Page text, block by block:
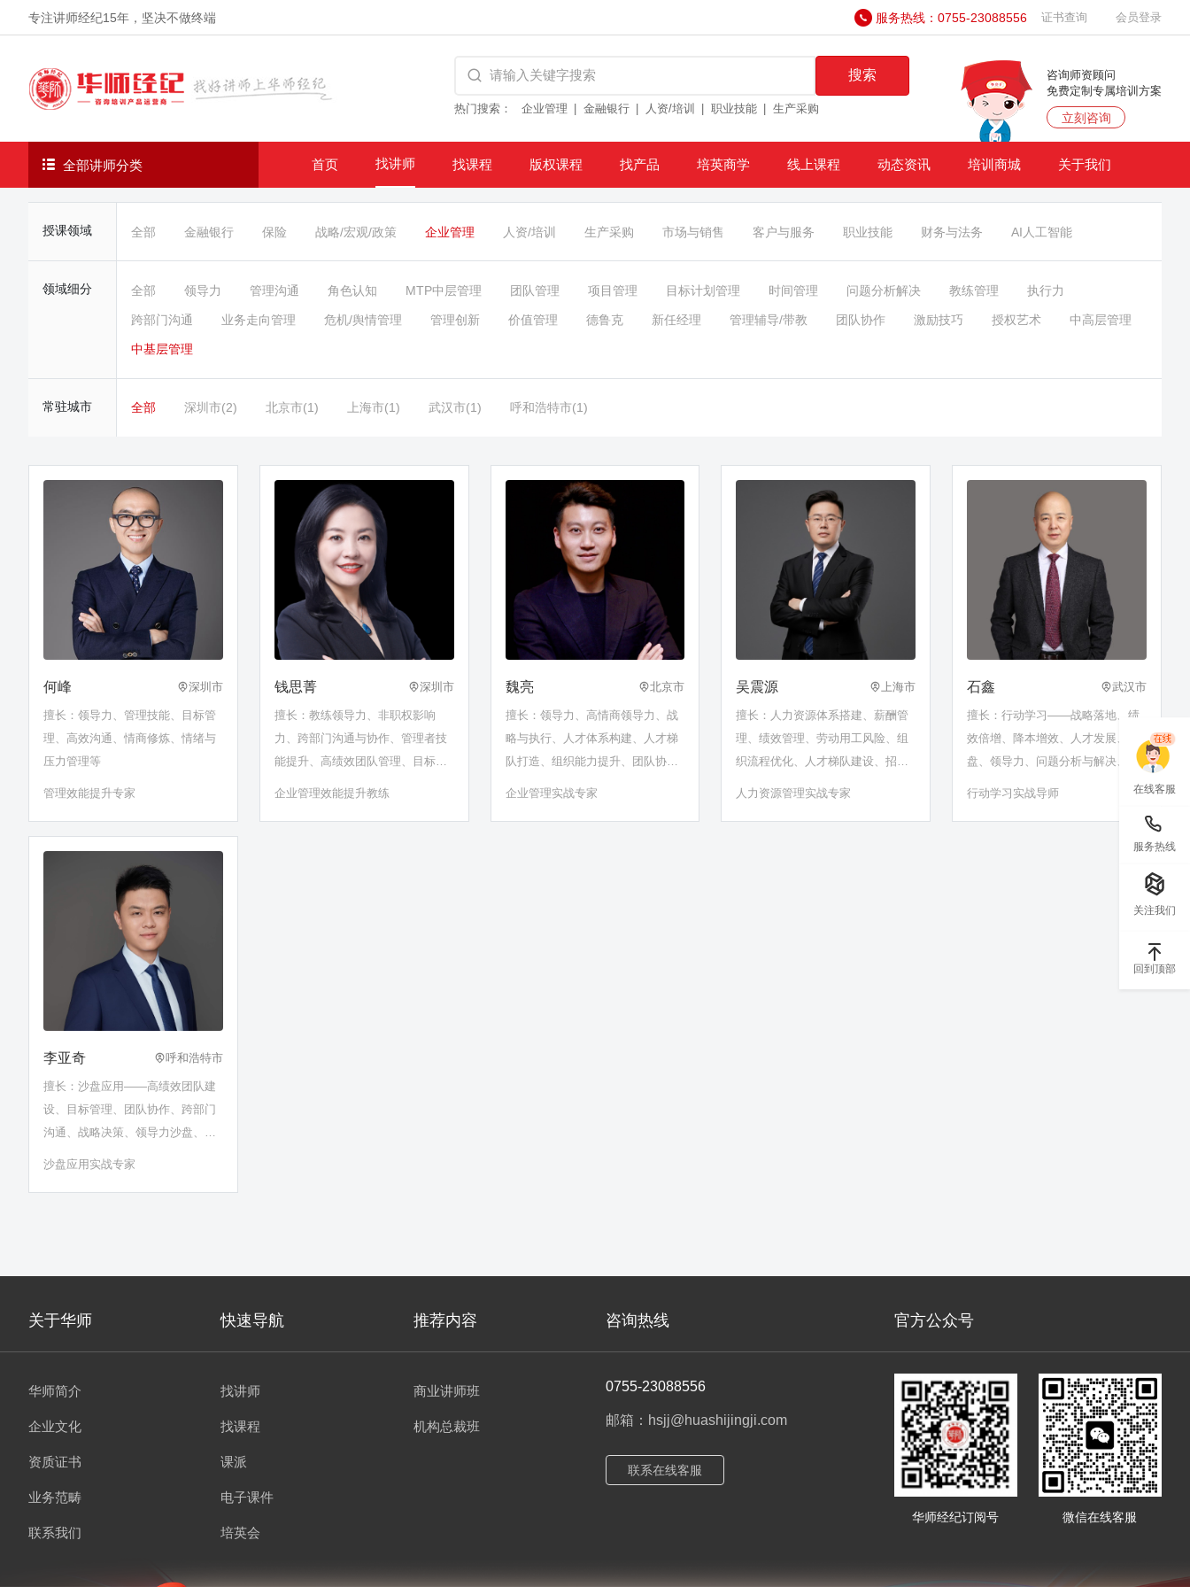
专注讲师经纪15年 ，坚决不做终端 服务热线：0755-23088556 证书查询 会员登录
搜索
热门搜索： 企业管理 金融银行 人资/培训 职业技能 生产采购
咨询师资顾问
免费定制专属培训方案
立刻咨询
全部讲师分类 首页 找讲师 找课程 版权课程 找产品 培英商学 线上课程 动态资讯 培训商城 关于我们
授课领域 全部 金融银行 保险 战略/宏观/政策 企业管理 人资/培训 生产采购 市场与销售 客户与服务 职业技能 财务与法务 AI人工智能
领域细分 全部 领导力 管理沟通 角色认知 MTP中层管理 团队管理 项目管理 目标计划管理 时间管理 问题分析解决 教练管理 执行力
跨部门沟通 业务走向管理 危机/舆情管理 管理创新 价值管理 德鲁克 新任经理 管理辅导/带教 团队协作 激励技巧 授权艺术 中高层管理
中基层管理
常驻城市 全部 深圳市(2) 北京市(1) 上海市(1) 武汉市(1) 呼和浩特市(1)
何峰 深圳市
擅长：领导力、管理技能、目标管
理、高效沟通、情商修炼、情绪与
压力管理等
管理效能提升专家
钱思菁 深圳市
擅长：教练领导力、非职权影响
力、跨部门沟通与协作、管理者技
能提升、高绩效团队管理、目标计
企业管理效能提升教练
魏亮 北京市
擅长：领导力、高情商领导力、战
略与执行、人才体系构建、人才梯
队打造、组织能力提升、团队协
企业管理实战专家
吴震源 上海市
擅长：人力资源体系搭建、薪酬管
理、绩效管理、劳动用工风险、组
织流程优化、人才梯队建设、招聘
人力资源管理实战专家
石鑫 武汉市
擅长：行动学习——战略落地、绩
效倍增、降本增效、人才发展、复
盘、领导力、问题分析与解决、促
行动学习实战导师
李亚奇 呼和浩特市
擅长：沙盘应用——高绩效团队建
设、目标管理、团队协作、跨部门
沟通、战略决策、领导力沙盘、问
沙盘应用实战专家
关于华师 快速导航 推荐内容 咨询热线 官方公众号
华师简介
企业文化
资质证书
业务范畴
联系我们
找讲师
找课程
课派
电子课件
培英会
商业讲师班
机构总裁班
0755-23088556
邮箱：hsjj@huashijingji.com
联系在线客服
华师经纪订阅号 微信在线客服
在线客服
服务热线
关注我们
回到顶部